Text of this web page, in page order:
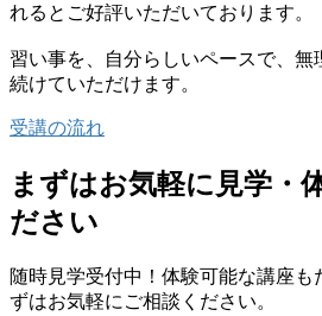
れる とご好評いただいております。
習い事を、自分らしいペースで、無
続けていただけます。
受講の流れ
まずはお気軽に見学・
ださい
随時見学受付中！ 体験可能な講座も
ずはお気軽にご相談ください。